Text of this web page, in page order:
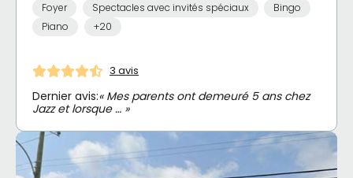
Foyer Spectacles avec invités spéciaux
Bingo
Piano
+20
3 avis
Dernier avis:« Mes parents ont demeuré 5 ans chez
Jazz et lorsque … »